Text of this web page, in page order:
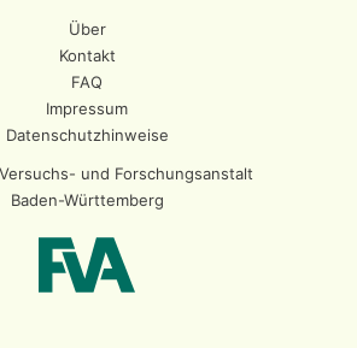
Über
Kontakt
FAQ
Impressum
Datenschutzhinweise
und Forschungsanstalt
Baden-Württemberg